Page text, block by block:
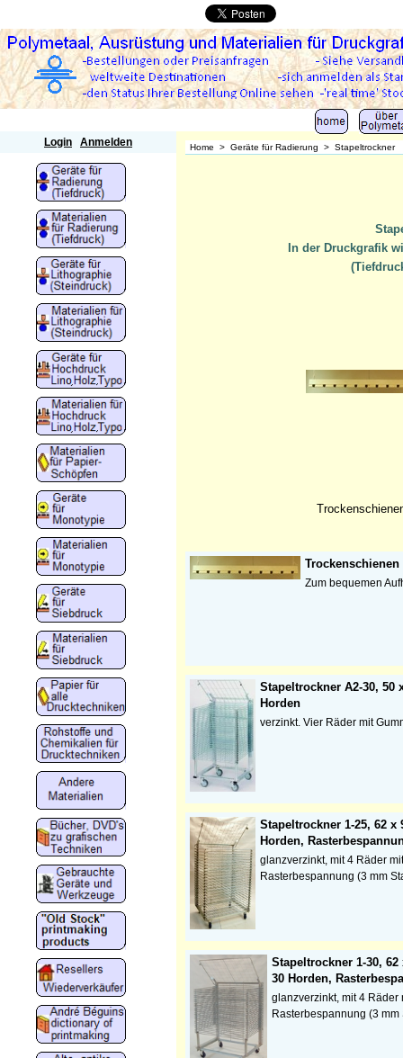
Login Anmelden Home > Geräte für Radierung > Stapeltrockner
In der Druckgrafik
Trockenschienen
Zum bequemen
Stapeltrockner A2-30, 50
Horden
verzinkt. Vier Räder mit
Stapeltrockner 1-25, 62 x
Horden,
glanzverzinkt, mit 4 Räder
Rasterbespannung (3 mm
Stapeltrockner 1-30,
30 Horden,
glanzverzinkt, mit 4 Räder
Rasterbespannung (3 mm